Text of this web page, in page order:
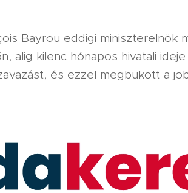
Bayrou eddigi miniszterelnök
alig kilenc hónapos hivatali
és ezzel megbukott a